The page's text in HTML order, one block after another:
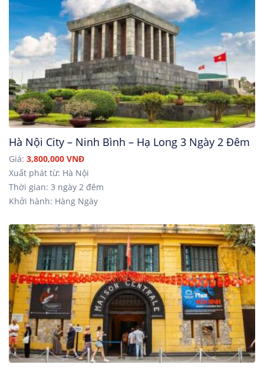
Hà Nội City – Ninh Bình – Hạ Long 3 Ngày 2 Đêm
Giá: 3,800,000 VNĐ
Xuất phát từ: Hà Nội
Thời gian: 3 ngày 2 đêm
Khởi hành: Hàng Ngày